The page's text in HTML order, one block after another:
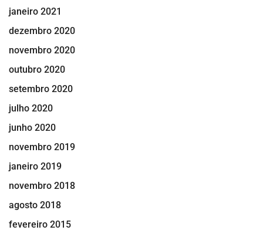
janeiro 2021
dezembro 2020
novembro 2020
outubro 2020
setembro 2020
julho 2020
junho 2020
novembro 2019
janeiro 2019
novembro 2018
agosto 2018
fevereiro 2015